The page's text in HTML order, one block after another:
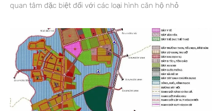
quan tâm đặc biệt đối với các loại hình căn hộ nhỏ